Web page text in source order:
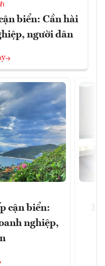
biển: Cần hài
người dân
cận biển:
nghiệp,